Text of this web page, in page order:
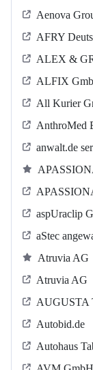
Aenova
AFRY
ALEX &
ALFIX
All Kurier
AnthroMed
anwalt.de
aspUraclip
aStec
Atruvia AG
Atruvia AG
AUGUSTA
Autobid.de
Autohaus